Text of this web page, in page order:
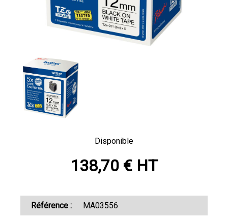
Disponible
138,70 € HT
Référence : MA03556